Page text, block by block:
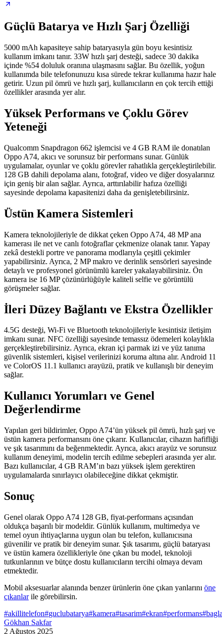
Güçlü Batarya ve Hızlı Şarj Özelliği
5000 mAh kapasiteye sahip bataryasıyla gün boyu kesintisiz
kullanım imkanı tanır. 33W hızlı şarj desteği, sadece 30 dakika
içinde %54 doluluk oranına ulaşmasını sağlar. Bu özellik, yoğun
kullanımda bile telefonunuzu kısa sürede tekrar kullanıma hazır hale
getirir. Uzun pil ömrü ve hızlı şarj, kullanıcıların en çok tercih ettiği
özellikler arasında yer alır.
Yüksek Performans ve Çoklu Görev
Yeteneği
Qualcomm Snapdragon 662 işlemcisi ve 4 GB RAM ile donatılan
Oppo A74, akıcı ve sorunsuz bir performans sunar. Günlük
uygulamalar, oyunlar ve çoklu görevler rahatlıkla gerçekleştirilebilir.
128 GB dahili depolama alanı, fotoğraf, video ve diğer dosyalarınız
için geniş bir alan sağlar. Ayrıca, arttırılabilir hafıza özelliği
sayesinde depolama kapasitenizi daha da genişletebilirsiniz.
Üstün Kamera Sistemleri
Kamera teknolojileriyle de dikkat çeken Oppo A74, 48 MP ana
kamerası ile net ve canlı fotoğraflar çekmenize olanak tanır. Yapay
zekâ destekli portre ve panorama modlarıyla çeşitli çekimler
yapabilirsiniz. Ayrıca, 2 MP makro ve derinlik sensörleri sayesinde
detaylı ve profesyonel görünümlü kareler yakalayabilirsiniz. Ön
kamera ise 16 MP çözünürlüğüyle kaliteli selfie ve görüntülü
görüşmeler sağlar.
İleri Düzey Bağlantı ve Ekstra Özellikler
4.5G desteği, Wi-Fi ve Bluetooth teknolojileriyle kesintisiz iletişim
imkanı sunar. NFC özelliği sayesinde temassız ödemeleri kolaylıkla
gerçekleştirebilirsiniz. Ayrıca, ekran içi parmak izi ve yüz tanıma
güvenlik sistemleri, kişisel verilerinizi koruma altına alır. Android 11
ve ColorOS 11.1 kullanıcı arayüzü, pratik ve kullanışlı bir deneyim
sağlar.
Kullanıcı Yorumları ve Genel
Değerlendirme
Yapılan geri bildirimler, Oppo A74’ün yüksek pil ömrü, hızlı şarj ve
üstün kamera performansını öne çıkarır. Kullanıcılar, cihazın hafifliği
ve şık tasarımını da beğenmektedir. Ayrıca, akıcı arayüz ve sorunsuz
kullanım deneyimi, modelin tercih edilme sebepleri arasında yer alır.
Bazı kullanıcılar, 4 GB RAM’ın bazı yüksek işlem gerektiren
uygulamalarda sınırlayıcı olabileceğine dikkat çekmiştir.
Sonuç
Genel olarak Oppo A74 128 GB, fiyat-performans açısından
oldukça başarılı bir modeldir. Günlük kullanım, multimedya ve
temel oyun ihtiyaçlarına uygun olan bu telefon, kullanıcısına
güvenilir ve pratik bir deneyim sunar. Şık tasarımı, güçlü bataryası
ve üstün kamera özellikleriyle öne çıkan bu model, teknoloji
tutkunlarının ve bütçe dostu kullanıcıların tercihi olmaya devam
etmektedir.
Mobil aksesuarlar alanında benzer ürünlerin öne çıkan yanlarını öne
çıkanlarile görebilirsin.
#akillitelefon#guclubatarya#kamera#tasarim#ekran#performans#
Gökhan Sakfar
2 Ağustos 2025